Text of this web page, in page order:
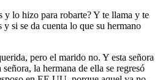
y lo hizo para robarte? Y te llama y te
si se da cuenta lo que su hermano
pero el marido no. Y esta señora
la hermana de ella se regresó